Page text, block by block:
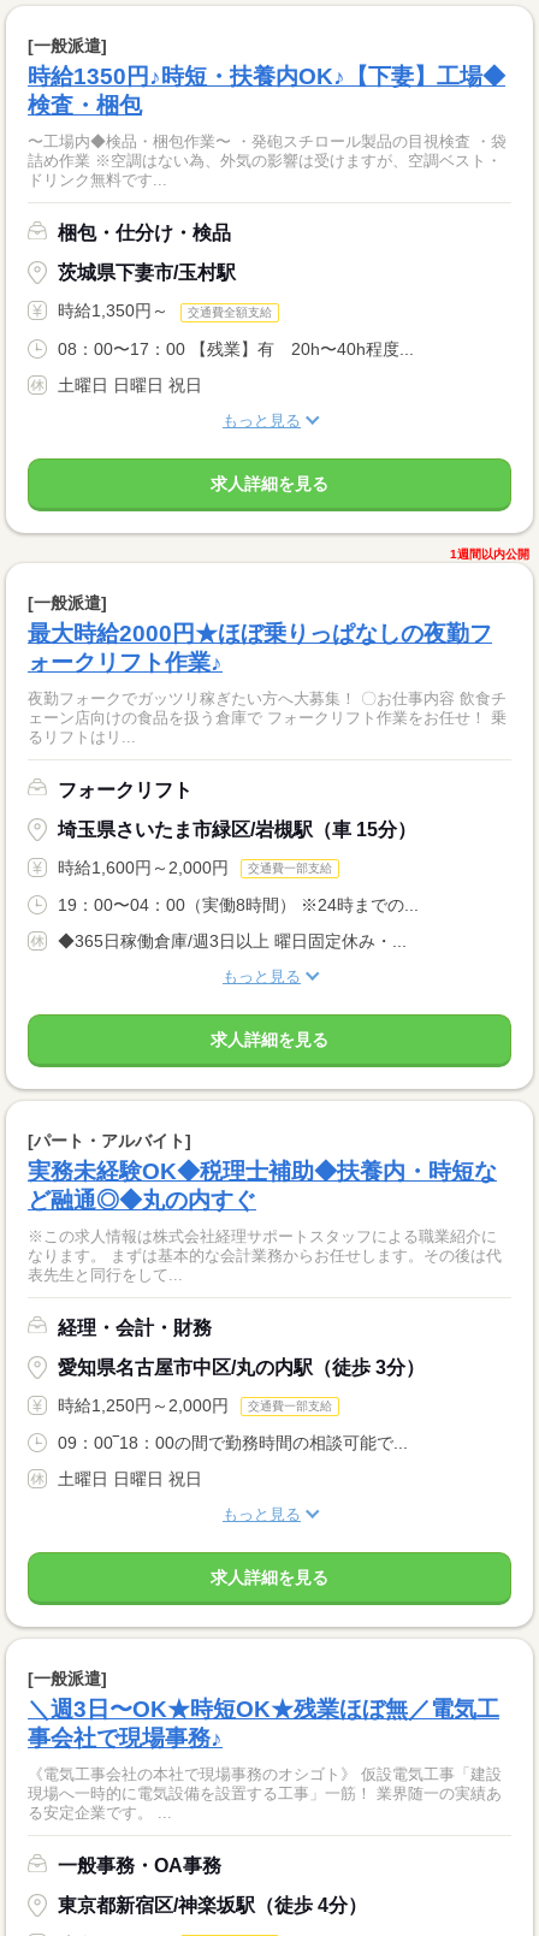
[一般派遣]
時給1350円♪時短・扶養内OK♪【下妻】工場◆
検査・梱包
〜工場内◆検品・梱包作業〜 ・発砲スチロール製品の目視検査 ・袋
詰め作業 ※空調はない為、外気の影響は受けますが、空調ベスト・
ドリンク無料です...
梱包・仕分け・検品
茨城県下妻市/玉村駅
時給1,350円～ 交通費全額支給
08：00〜17：00 【残業】有 20h〜40h程度...
土曜日 日曜日 祝日
もっと見る
求人詳細を見る
1週間以内公開
[一般派遣]
最大時給2000円★ほぼ乗りっぱなしの夜勤フ
ォークリフト作業♪
夜勤フォークでガッツリ稼ぎたい方へ大募集！ 〇お仕事内容 飲食チ
ェーン店向けの食品を扱う倉庫で フォークリフト作業をお任せ！ 乗
るリフトはリ...
フォークリフト
埼玉県さいたま市緑区/岩槻駅（車 15分）
時給1,600円～2,000円 交通費一部支給
19：00〜04：00（実働8時間） ※24時までの...
◆365日稼働倉庫/週3日以上 曜日固定休み・...
もっと見る
求人詳細を見る
[パート・アルバイト]
実務未経験OK◆税理士補助◆扶養内・時短な
ど融通◎◆丸の内すぐ
※この求人情報は株式会社経理サポートスタッフによる職業紹介に
なります。 まずは基本的な会計業務からお任せします。その後は代
表先生と同行をして...
経理・会計・財務
愛知県名古屋市中区/丸の内駅（徒歩 3分）
時給1,250円～2,000円 交通費一部支給
09：00‾18：00の間で勤務時間の相談可能で...
土曜日 日曜日 祝日
もっと見る
求人詳細を見る
[一般派遣]
＼週3日〜OK★時短OK★残業ほぼ無／電気工
事会社で現場事務♪
《電気工事会社の本社で現場事務のオシゴト》 仮設電気工事「建設
現場へ一時的に電気設備を設置する工事」一筋！ 業界随一の実績あ
る安定企業です。 ...
一般事務・OA事務
東京都新宿区/神楽坂駅（徒歩 4分）